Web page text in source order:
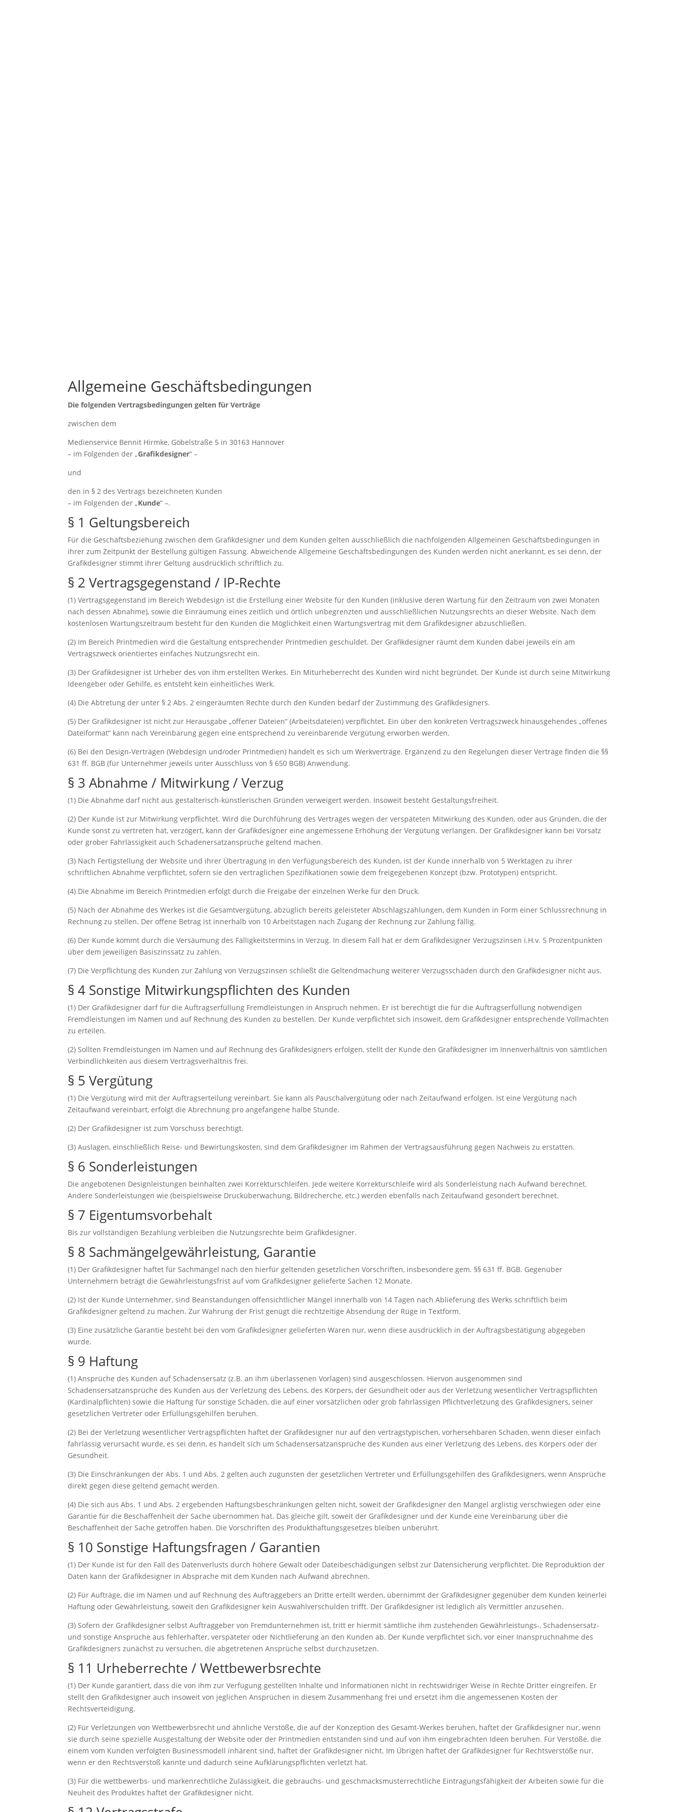
Allgemeine Geschäftsbedingungen
Die folgenden Vertragsbedingungen gelten für Verträge
zwischen dem
Medienservice Bennit Hirmke, Göbelstraße 5 in 30163 Hannover
– im Folgenden der „Grafikdesigner“ –
und
den in § 2 des Vertrags bezeichneten Kunden
– im Folgenden der „Kunde“ –.
§ 1 Geltungsbereich
Für die Geschäftsbeziehung zwischen dem Grafikdesigner und dem Kunden gelten ausschließlich die nachfolgenden Allgemeinen Geschäftsbedingungen in
ihrer zum Zeitpunkt der Bestellung gültigen Fassung. Abweichende Allgemeine Geschäftsbedingungen des Kunden werden nicht anerkannt, es sei denn, der
Grafikdesigner stimmt ihrer Geltung ausdrücklich schriftlich zu.
§ 2 Vertragsgegenstand / IP-Rechte
(1) Vertragsgegenstand im Bereich Webdesign ist die Erstellung einer Website für den Kunden (inklusive deren Wartung für den Zeitraum von zwei Monaten
nach dessen Abnahme), sowie die Einräumung eines zeitlich und örtlich unbegrenzten und ausschließlichen Nutzungsrechts an dieser Website. Nach dem
kostenlosen Wartungszeitraum besteht für den Kunden die Möglichkeit einen Wartungsvertrag mit dem Grafikdesigner abzuschließen.
(2) Im Bereich Printmedien wird die Gestaltung entsprechender Printmedien geschuldet. Der Grafikdesigner räumt dem Kunden dabei jeweils ein am
Vertragszweck orientiertes einfaches Nutzungsrecht ein.
(3) Der Grafikdesigner ist Urheber des von ihm erstellten Werkes. Ein Miturheberrecht des Kunden wird nicht begründet. Der Kunde ist durch seine Mitwirkung
Ideengeber oder Gehilfe, es entsteht kein einheitliches Werk.
(4) Die Abtretung der unter § 2 Abs. 2 eingeräumten Rechte durch den Kunden bedarf der Zustimmung des Grafikdesigners.
(5) Der Grafikdesigner ist nicht zur Herausgabe „offener Dateien“ (Arbeitsdateien) verpflichtet. Ein über den konkreten Vertragszweck hinausgehendes „offenes
Dateiformat“ kann nach Vereinbarung gegen eine entsprechend zu vereinbarende Vergütung erworben werden.
(6) Bei den Design-Verträgen (Webdesign und/oder Printmedien) handelt es sich um Werkverträge. Ergänzend zu den Regelungen dieser Verträge finden die §§
631 ff. BGB (für Unternehmer jeweils unter Ausschluss von § 650 BGB) Anwendung.
§ 3 Abnahme / Mitwirkung / Verzug
(1) Die Abnahme darf nicht aus gestalterisch-künstlerischen Gründen verweigert werden. Insoweit besteht Gestaltungsfreiheit.
(2) Der Kunde ist zur Mitwirkung verpflichtet. Wird die Durchführung des Vertrages wegen der verspäteten Mitwirkung des Kunden, oder aus Gründen, die der
Kunde sonst zu vertreten hat, verzögert, kann der Grafikdesigner eine angemessene Erhöhung der Vergütung verlangen. Der Grafikdesigner kann bei Vorsatz
oder grober Fahrlässigkeit auch Schadenersatzansprüche geltend machen.
(3) Nach Fertigstellung der Website und ihrer Übertragung in den Verfügungsbereich des Kunden, ist der Kunde innerhalb von 5 Werktagen zu ihrer
schriftlichen Abnahme verpflichtet, sofern sie den vertraglichen Spezifikationen sowie dem freigegebenen Konzept (bzw. Prototypen) entspricht.
(4) Die Abnahme im Bereich Printmedien erfolgt durch die Freigabe der einzelnen Werke für den Druck.
(5) Nach der Abnahme des Werkes ist die Gesamtvergütung, abzüglich bereits geleisteter Abschlagszahlungen, dem Kunden in Form einer Schlussrechnung in
Rechnung zu stellen. Der offene Betrag ist innerhalb von 10 Arbeitstagen nach Zugang der Rechnung zur Zahlung fällig.
(6) Der Kunde kommt durch die Versäumung des Fälligkeitstermins in Verzug. In diesem Fall hat er dem Grafikdesigner Verzugszinsen i.H.v. 5 Prozentpunkten
über dem jeweiligen Basiszinssatz zu zahlen.
(7) Die Verpflichtung des Kunden zur Zahlung von Verzugszinsen schließt die Geltendmachung weiterer Verzugsschäden durch den Grafikdesigner nicht aus.
§ 4 Sonstige Mitwirkungspflichten des Kunden
(1) Der Grafikdesigner darf für die Auftragserfüllung Fremdleistungen in Anspruch nehmen. Er ist berechtigt die für die Auftragserfüllung notwendigen
Fremdleistungen im Namen und auf Rechnung des Kunden zu bestellen. Der Kunde verpflichtet sich insoweit, dem Grafikdesigner entsprechende Vollmachten
zu erteilen.
(2) Sollten Fremdleistungen im Namen und auf Rechnung des Grafikdesigners erfolgen, stellt der Kunde den Grafikdesigner im Innenverhältnis von sämtlichen
Verbindlichkeiten aus diesem Vertragsverhältnis frei.
§ 5 Vergütung
(1) Die Vergütung wird mit der Auftragserteilung vereinbart. Sie kann als Pauschalvergütung oder nach Zeitaufwand erfolgen. Ist eine Vergütung nach
Zeitaufwand vereinbart, erfolgt die Abrechnung pro angefangene halbe Stunde.
(2) Der Grafikdesigner ist zum Vorschuss berechtigt.
(3) Auslagen, einschließlich Reise- und Bewirtungskosten, sind dem Grafikdesigner im Rahmen der Vertragsausführung gegen Nachweis zu erstatten.
§ 6 Sonderleistungen
Die angebotenen Designleistungen beinhalten zwei Korrekturschleifen. Jede weitere Korrekturschleife wird als Sonderleistung nach Aufwand berechnet.
Andere Sonderleistungen wie (beispielsweise Drucküberwachung, Bildrecherche, etc.) werden ebenfalls nach Zeitaufwand gesondert berechnet.
§ 7 Eigentumsvorbehalt
Bis zur vollständigen Bezahlung verbleiben die Nutzungsrechte beim Grafikdesigner.
§ 8 Sachmängelgewährleistung, Garantie
(1) Der Grafikdesigner haftet für Sachmängel nach den hierfür geltenden gesetzlichen Vorschriften, insbesondere gem. §§ 631 ff. BGB. Gegenüber
Unternehmern beträgt die Gewährleistungsfrist auf vom Grafikdesigner gelieferte Sachen 12 Monate.
(2) Ist der Kunde Unternehmer, sind Beanstandungen offensichtlicher Mängel innerhalb von 14 Tagen nach Ablieferung des Werks schriftlich beim
Grafikdesigner geltend zu machen. Zur Wahrung der Frist genügt die rechtzeitige Absendung der Rüge in Textform.
(3) Eine zusätzliche Garantie besteht bei den vom Grafikdesigner gelieferten Waren nur, wenn diese ausdrücklich in der Auftragsbestätigung abgegeben
wurde.
§ 9 Haftung
(1) Ansprüche des Kunden auf Schadensersatz (z.B. an ihm überlassenen Vorlagen) sind ausgeschlossen. Hiervon ausgenommen sind
Schadensersatzansprüche des Kunden aus der Verletzung des Lebens, des Körpers, der Gesundheit oder aus der Verletzung wesentlicher Vertragspflichten
(Kardinalpflichten) sowie die Haftung für sonstige Schäden, die auf einer vorsätzlichen oder grob fahrlässigen Pflichtverletzung des Grafikdesigners, seiner
gesetzlichen Vertreter oder Erfüllungsgehilfen beruhen.
(2) Bei der Verletzung wesentlicher Vertragspflichten haftet der Grafikdesigner nur auf den vertragstypischen, vorhersehbaren Schaden, wenn dieser einfach
fahrlässig verursacht wurde, es sei denn, es handelt sich um Schadensersatzansprüche des Kunden aus einer Verletzung des Lebens, des Körpers oder der
Gesundheit.
(3) Die Einschränkungen der Abs. 1 und Abs. 2 gelten auch zugunsten der gesetzlichen Vertreter und Erfüllungsgehilfen des Grafikdesigners, wenn Ansprüche
direkt gegen diese geltend gemacht werden.
(4) Die sich aus Abs. 1 und Abs. 2 ergebenden Haftungsbeschränkungen gelten nicht, soweit der Grafikdesigner den Mangel arglistig verschwiegen oder eine
Garantie für die Beschaffenheit der Sache übernommen hat. Das gleiche gilt, soweit der Grafikdesigner und der Kunde eine Vereinbarung über die
Beschaffenheit der Sache getroffen haben. Die Vorschriften des Produkthaftungsgesetzes bleiben unberührt.
§ 10 Sonstige Haftungsfragen / Garantien
(1) Der Kunde ist für den Fall des Datenverlusts durch höhere Gewalt oder Dateibeschädigungen selbst zur Datensicherung verpflichtet. Die Reproduktion der
Daten kann der Grafikdesigner in Absprache mit dem Kunden nach Aufwand abrechnen.
(2) Für Aufträge, die im Namen und auf Rechnung des Auftraggebers an Dritte erteilt werden, übernimmt der Grafikdesigner gegenüber dem Kunden keinerlei
Haftung oder Gewährleistung, soweit den Grafikdesigner kein Auswahlverschulden trifft. Der Grafikdesigner ist lediglich als Vermittler anzusehen.
(3) Sofern der Grafikdesigner selbst Auftraggeber von Fremdunternehmen ist, tritt er hiermit sämtliche ihm zustehenden Gewährleistungs-, Schadensersatz-
und sonstige Ansprüche aus fehlerhafter, verspäteter oder Nichtlieferung an den Kunden ab. Der Kunde verpflichtet sich, vor einer Inanspruchnahme des
Grafikdesigners zunächst zu versuchen, die abgetretenen Ansprüche selbst durchzusetzen.
§ 11 Urheberrechte / Wettbewerbsrechte
(1) Der Kunde garantiert, dass die von ihm zur Verfügung gestellten Inhalte und Informationen nicht in rechtswidriger Weise in Rechte Dritter eingreifen. Er
stellt den Grafikdesigner auch insoweit von jeglichen Ansprüchen in diesem Zusammenhang frei und ersetzt ihm die angemessenen Kosten der
Rechtsverteidigung.
(2) Für Verletzungen von Wettbewerbsrecht und ähnliche Verstöße, die auf der Konzeption des Gesamt-Werkes beruhen, haftet der Grafikdesigner nur, wenn
sie durch seine spezielle Ausgestaltung der Website oder der Printmedien entstanden sind und auf von ihm eingebrachten Ideen beruhen. Für Verstöße, die
einem vom Kunden verfolgten Businessmodell inhärent sind, haftet der Grafikdesigner nicht. Im Übrigen haftet der Grafikdesigner für Rechtsverstöße nur,
wenn er den Rechtsverstoß kannte und dadurch seine Aufklärungspflichten verletzt hat.
(3) Für die wettbewerbs- und markenrechtliche Zulässigkeit, die gebrauchs- und geschmacksmusterrechtliche Eintragungsfähigkeit der Arbeiten sowie für die
Neuheit des Produktes haftet der Grafikdesigner nicht.